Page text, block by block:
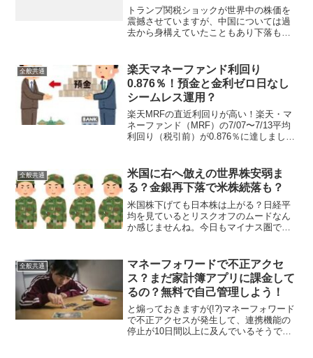
トランプ関税ショックが世界中の株価を
震撼させていますが、中国については過
去から身構えていたこともあり下落も小
ハンセン指数はなんと13.2％も下落して
結局世界同時大株安に...
全般共通
楽天マネーファンド利回り
0.876％！預金と金利ゼロ日なし
シームレス運用？
楽天MRFの直近利回りが高い！楽天・マ
ネーファンド（MRF）の7/07〜7/13平均
利回り（税引前）が0.876％に達しまし
８月からの適用であり現状は0.65％）...
全般共通
米国に右へ倣えの世界株安弱ま
る？金銀再下落で米株続落も？
米国株下げても日本株は上がる？日経平
均を見ているとリスクオフのムードなん
か感じませんね。今日もマイナス圏で始
て１％超の下落だったにも関わら
ず・・。自民大勝が予想される...
全般共通
マネーフォワードで不正アクセ
ス？まだ家計簿アプリに課金して
るの？無料で自己管理しよう！
と煽っておきますが(!?)マネーフォワード
で不正アクセスが発生して、連携機能の
停止が10日間以上に及んでいるそうです